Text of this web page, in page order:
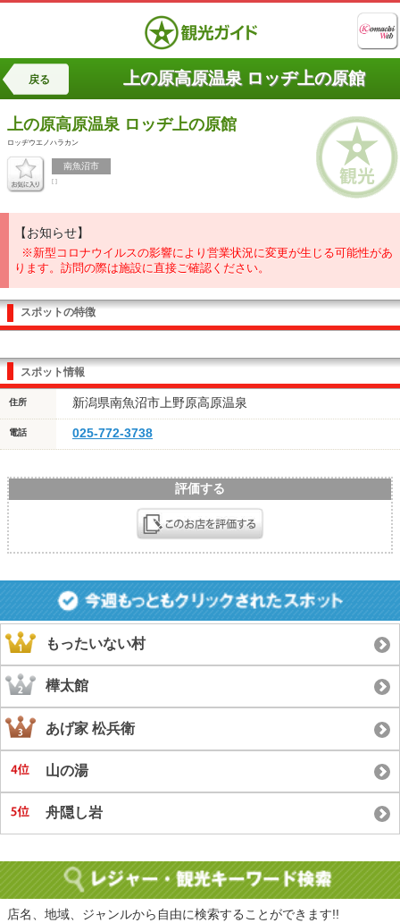
戻る 上の原高原温泉 ロッヂ上の原館
上の原高原温泉 ロッヂ上の原館
ロッヂウエノハラカン
南魚沼市
[ ]
【お知らせ】
※新型コロナウイルスの影響により営業状況に変更が生じる可能性があ
ります。訪問の際は施設に直接ご確認ください。
スポットの特徴
スポット情報
住所 新潟県南魚沼市上野原高原温泉
電話 025-772-3738
評価する
もったいない村
樺太館
あげ家 松兵衛
山の湯
舟隠し岩
店名、地域、ジャンルから自由に検索することができます!!